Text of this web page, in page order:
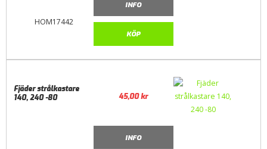
HOM17442
INFO
KÖP
Fjäder strålkastare
140, 240 -80
45,00kr
INFO